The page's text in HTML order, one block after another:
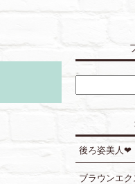
後ろ姿美人❤︎
ブラウンエ